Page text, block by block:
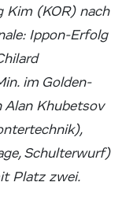
Kim (KOR) nach
Ippon-Erfolg
im Golden-
Alan Khubetsov
Schulterwurf)
Platz zwei.